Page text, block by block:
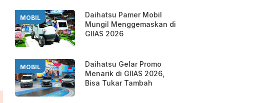
MOBIL
Daihatsu Pamer Mobil
Mungil Menggemaskan di
GIIAS 2026
MOBIL
Daihatsu Gelar Promo
Menarik di GIIAS 2026,
Bisa Tukar Tambah